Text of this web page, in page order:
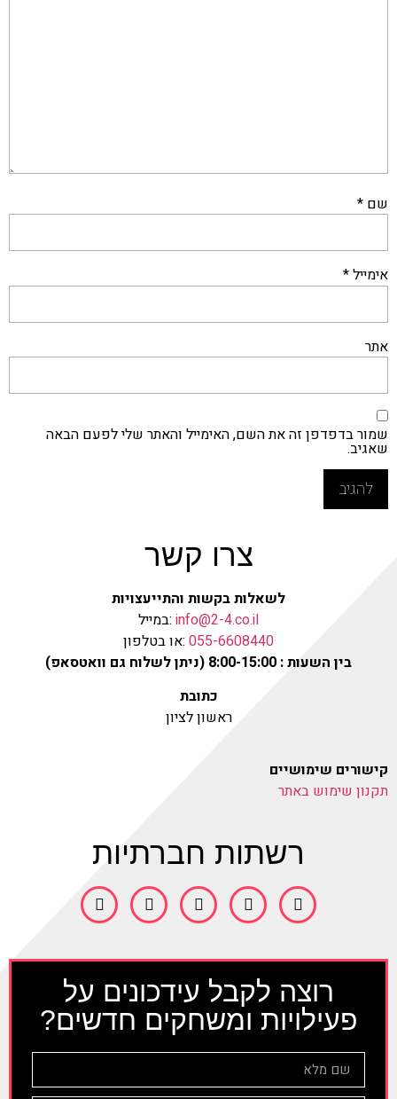
שם *
אימייל*
אתר
שמור בדפדפן זה את השם, האימייל והאתר שלי לפעם הבאה
שאגיב.
רוצה לקבל עידכונים על
פעילויות ומשחקים חדשים?
רשתות חברתיות
צרו קשר
לשאלות בקשות והתייעצויות
info@2-4.co.il :במייל
055-6608440 :או בטלפון
בין השעות : 8:00-15:00 (ניתן לשלוח גם וואטסאפ)
כתובת
ראשון לציון
קישורים שימושיים
תקנון שימוש באתר